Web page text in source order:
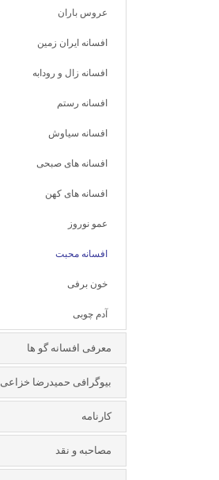
عروس باران
افسانه ایران زمین
افسانه زال و رودابه
افسانه رستم
افسانه سیاوش
افسانه های صبحی
افسانه های کهن
عمو نوروز
افسانه محبت
خون برفی
آدم چوبی
معرفی افسانه گو ها
بیوگرافی حمیدرضا خزاعی
کارنامه
مصاحبه و نقد